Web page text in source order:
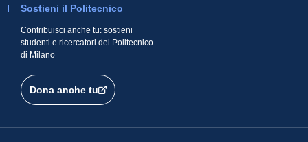
Sostieni il Politecnico
Contribuisci anche tu: sostieni
studenti e ricercatori del Politecnico
di Milano
Dona anche tu